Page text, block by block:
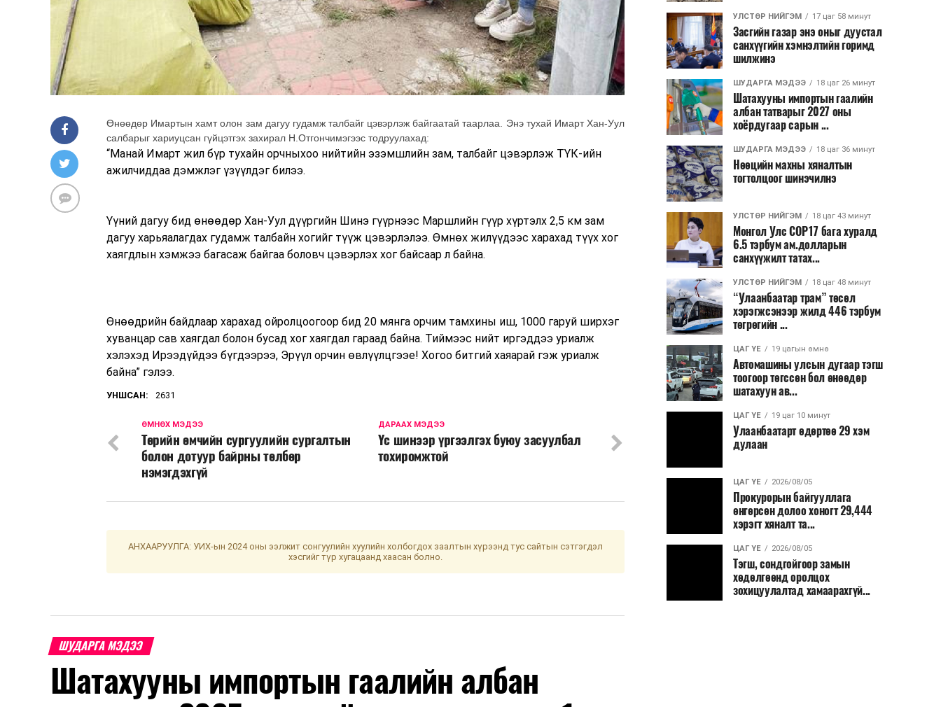
Өнөөдөр Имартын хамт олон зам дагуу гудамж талбайг цэвэрлэж байгаатай таарлаа. Энэ тухай Имарт Хан-Уул
салбарыг хариуцсан гүйцэтгэх захирал Н.Отгончимэгээс тодруулахад:
“Манай Имарт жил бүр тухайн орчныхоо нийтийн эзэмшлийн зам, талбайг цэвэрлэж ТҮК-ийн
ажилчиддаа дэмжлэг үзүүлдэг билээ.
Үүний дагуу бид өнөөдөр Хан-Уул дүүргийн Шинэ гүүрнээс Маршлийн гүүр хүртэлх 2,5 км зам
дагуу харьяалагдах гудамж талбайн хогийг түүж цэвэрлэлээ. Өмнөх жилүүдээс харахад түүх хог
хаягдлын хэмжээ багасаж байгаа боловч цэвэрлэх хог байсаар л байна.
Өнөөдрийн байдлаар харахад ойролцоогоор бид 20 мянга орчим тамхины иш, 1000 гаруй ширхэг
хуванцар сав хаягдал болон бусад хог хаягдал гараад байна. Тиймээс нийт иргэддээ уриалж
хэлэхэд Ирээдүйдээ бүгдээрээ, Эрүүл орчин өвлүүлцгээе! Хогоо битгий хаяарай гэж уриалж
байна” гэлээ.
УНШСАН: 2631
ДАРААХ МЭДЭЭ
Үс шинээр үргээлгэх буюу засуулбал
тохиромжтой
ӨМНӨХ МЭДЭЭ
Төрийн өмчийн сургуулийн сургалтын
болон дотуур байрны төлбөр
нэмэгдэхгүй
АНХААРУУЛГА: УИХ-ын 2024 оны ээлжит сонгуулийн хуулийн холбогдох заалтын хүрээнд тус сайтын сэтгэгдэл
хэсгийг түр хугацаанд хаасан болно.
ШУДАРГА МЭДЭЭ
Шатахууны импортын гаалийн албан
УЛСТӨР НИЙГЭМ 17 цаг 58 минут
Засгийн газар энэ оныг дуустал
санхүүгийн хэмнэлтийн горимд
шилжинэ
ШУДАРГА МЭДЭЭ 18 цаг 26 минут
Шатахууны импортын гаалийн
албан татварыг 2027 оны
хоёрдугаар сарын ...
ШУДАРГА МЭДЭЭ 18 цаг 36 минут
Нөөцийн махны хяналтын
тогтолцоог шинэчилнэ
УЛСТӨР НИЙГЭМ 18 цаг 43 минут
Монгол Улс COP17 бага хуралд
6.5 тэрбум ам.долларын
санхүүжилт татах...
УЛСТӨР НИЙГЭМ 18 цаг 48 минут
“Улаанбаатар трам” төсөл
хэрэгжсэнээр жилд 446 тэрбум
төгрөгийн ...
ЦАГ ҮЕ 19 цагын өмнө
Автомашины улсын дугаар тэгш
тоогоор төгссөн бол өнөөдөр
шатахуун ав...
ЦАГ ҮЕ 19 цаг 10 минут
Улаанбаатарт өдөртөө 29 хэм
дулаан
ЦАГ ҮЕ 2026/08/05
Прокурорын байгууллага
өнгөрсөн долоо хоногт 29,444
хэрэгт хяналт та...
ЦАГ ҮЕ 2026/08/05
Тэгш, сондгойгоор замын
хөдөлгөөнд оролцох
зохицуулалтад хамаарахгүй...